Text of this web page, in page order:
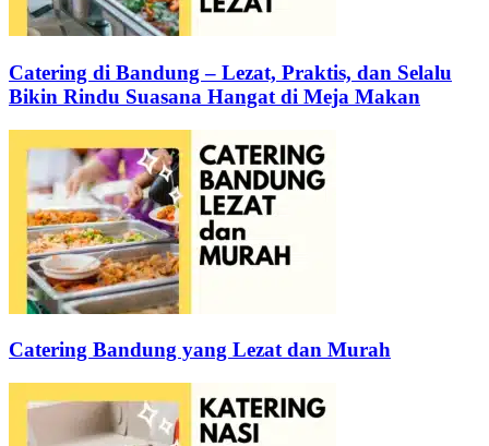
Catering di Bandung – Lezat, Praktis, dan Selalu
Bikin Rindu Suasana Hangat di Meja Makan
Catering Bandung yang Lezat dan Murah